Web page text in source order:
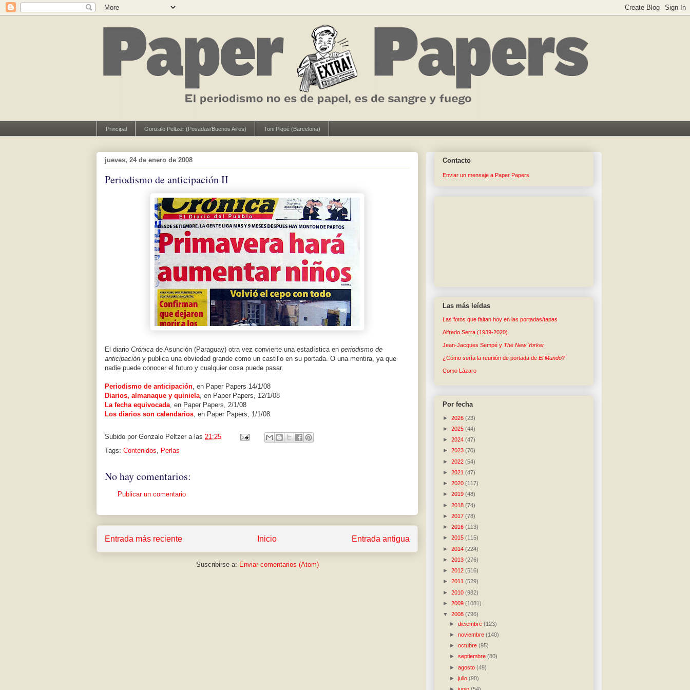
Principal Gonzalo Peltzer (Posadas/Buenos Aires) Toni Piqué (Barcelona)
jueves, 24 de enero de 2008
Periodismo de anticipación II
El diario Crónica de Asunción (Paraguay) otra vez convierte una estadística en periodismo de
anticipación y publica una obviedad grande como un castillo en su portada. O una mentira, ya que
nadie puede conocer el futuro y cualquier cosa puede pasar.
Periodismo de anticipación, en Paper Papers 14/1/08
Diarios, almanaque y quiniela, en Paper Papers, 12/1/08
La fecha equivocada, en Paper Papers, 2/1/08
Los diarios son calendarios, en Paper Papers, 1/1/08
Subido por Gonzalo Peltzer a las 21:25
Tags: Contenidos, Perlas
No hay comentarios:
Publicar un comentario
Entrada más reciente Entrada antigua
Inicio
Suscribirse a: Enviar comentarios (Atom)
Contacto
Enviar un mensaje a Paper Papers
Las más leídas
Las fotos que faltan hoy en las portadas/tapas
Alfredo Serra (1939-2020)
Jean-Jacques Sempé y The New Yorker
¿Cómo sería la reunión de portada de El Mundo?
Como Lázaro
Por fecha
► 2026 (23)
► 2025 (44)
► 2024 (47)
► 2023 (70)
► 2022 (54)
► 2021 (47)
► 2020 (117)
► 2019 (48)
► 2018 (74)
► 2017 (78)
► 2016 (113)
► 2015 (115)
► 2014 (224)
► 2013 (276)
► 2012 (516)
► 2011 (529)
► 2010 (982)
► 2009 (1081)
▼ 2008 (796)
►diciembre(123)
►noviembre(140)
►octubre(95)
►septiembre(80)
►agosto(49)
►julio(90)